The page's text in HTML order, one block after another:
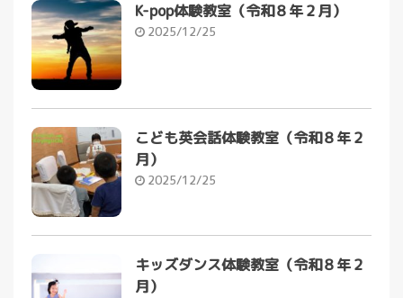
K-pop体験教室（令和８年２月）
2025/12/25
こども英会話体験教室（令和８年２
月）
2025/12/25
キッズダンス体験教室（令和８年２
月）